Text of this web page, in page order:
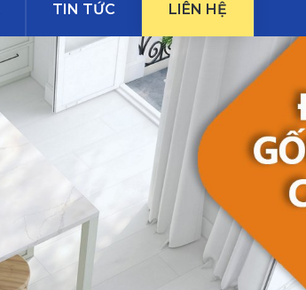
TIN TỨC LIÊN HỆ